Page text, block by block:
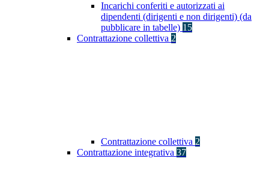
Incarichi conferiti e autorizzati ai
dipendenti (dirigenti e non dirigenti) (da
pubblicare in tabelle) 15
Contrattazione collettiva 2
Contrattazione collettiva 2
Contrattazione integrativa 37